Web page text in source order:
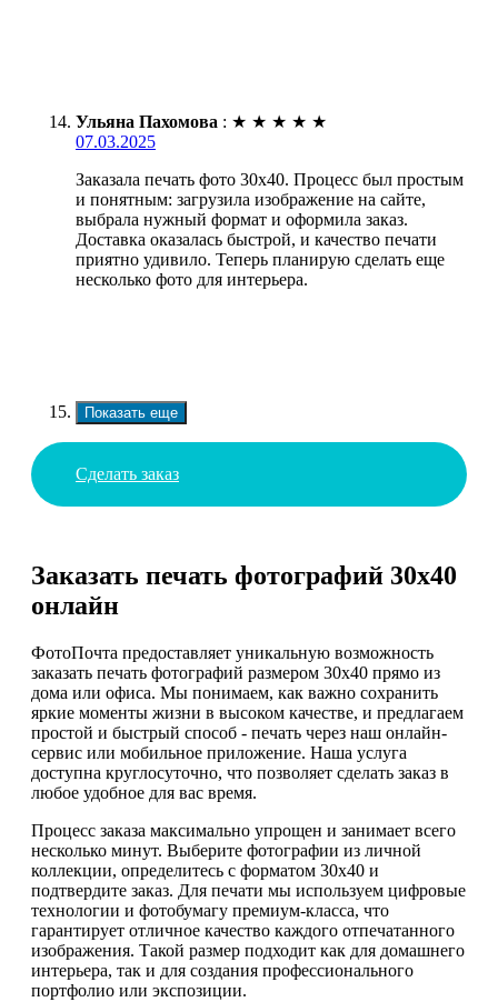
Ульяна Пахомова : ★ ★ ★ ★ ★
07.03.2025
Заказала печать фото 30х40. Процесс был простым
и понятным: загрузила изображение на сайте,
выбрала нужный формат и оформила заказ.
Доставка оказалась быстрой, и качество печати
приятно удивило. Теперь планирую сделать еще
несколько фото для интерьера.
Показать еще
Сделать заказ
Заказать печать фотографий 30х40
онлайн
ФотоПочта предоставляет уникальную возможность
заказать печать фотографий размером 30х40 прямо из
дома или офиса. Мы понимаем, как важно сохранить
яркие моменты жизни в высоком качестве, и предлагаем
простой и быстрый способ - печать через наш онлайн-
сервис или мобильное приложение. Наша услуга
доступна круглосуточно, что позволяет сделать заказ в
любое удобное для вас время.
Процесс заказа максимально упрощен и занимает всего
несколько минут. Выберите фотографии из личной
коллекции, определитесь с форматом 30х40 и
подтвердите заказ. Для печати мы используем цифровые
технологии и фотобумагу премиум-класса, что
гарантирует отличное качество каждого отпечатанного
изображения. Такой размер подходит как для домашнего
интерьера, так и для создания профессионального
портфолио или экспозиции.